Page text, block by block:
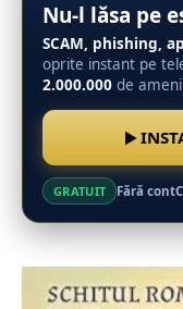
Nu-l lăsa pe
SCAM, phishing,
oprite instant pe
2.000.000 de
GRATUIT Fără cont